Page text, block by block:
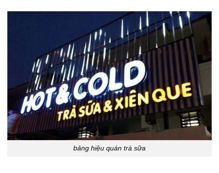
bảng hiệu quán trà sữa